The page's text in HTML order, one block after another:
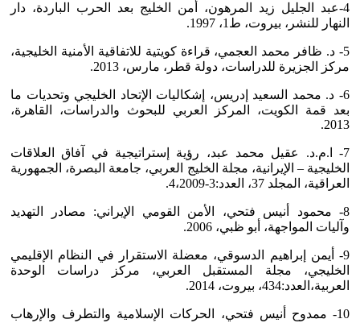
4-عبد الجليل زيد المرهون، أمن الخليج بعد الحرب الباردة، دار
النهار للنشر، بيروت، ط1، 1997.
5- د. ظافر محمد العجمي، قراءة كويتية للاتفاقية الأمنية الخليجية،
مركز الجزيرة للدراسات، دولة قطر، مارس، 2013.
6- د. محمد السعيد إدريس، إشكاليات الإتحاد الخليجي وتحديات ما
بعد قمة الكويت، المركز العربي للبحوث والدراسات، القاهرة،
2013.
7- ا.م.د. عقيل محمد عبد، رؤية إستراتيجية في آفاق العلاقات
الخليجية – الإيرانية، مجلة الخليج العربي، جامعة البصرة، الجمهورية
العراقية، المجلد 37، العدد:3-4،2009.
8- محمود أنيس فتحي، الأمن القومي الإيراني: مصادر التهديد
وآليات المواجهة، أبو ظبي، 2006.
9- أيمن إبراهيم الدسوقي، معضلة الاستقرار في النظام الإقليمي
الخليجي، مجلة المستقبل العربي، مركز دراسات الوحدة
العربية،العدد:434، بيروت، 2014.
10- ممدوح أنيس فتحي، الحركات الإسلامية والتطرف والإرهاب